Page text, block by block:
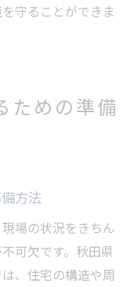
守ることができま
ための準備
方法
場の状況をきちん
可欠です。秋田県
、住宅の構造や周